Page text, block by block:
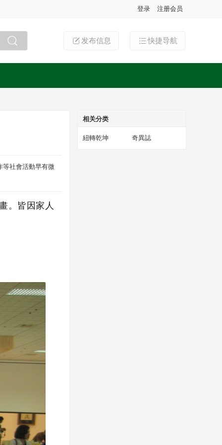
登录 注册会员
快捷导航
发布信息
等社會活動早有微
。皆因家人
相关分类
紐轉乾坤 奇異誌